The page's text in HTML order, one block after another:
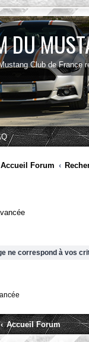
DU
Club de France
Accueil Forum
ne correspond à vos
Accueil Forum